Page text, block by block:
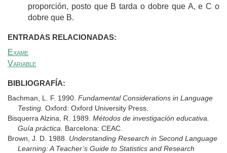
proporción, posto que B tarda o dobre que A, e C o
dobre que B.
ENTRADAS RELACIONADAS:
Exame
Variable
BIBLIOGRAFÍA:
Bachman, L. F. 1990. Fundamental Considerations in Language
Testing. Oxford: Oxford University Press.
Bisquerra Alzina, R. 1989. Métodos de investigación educativa.
Guía práctica.
Barcelona: CEAC.
Brown, J. D. 1988. Understanding Research in Second Language
Learning: A Teacher’s Guide to Statistics and Research